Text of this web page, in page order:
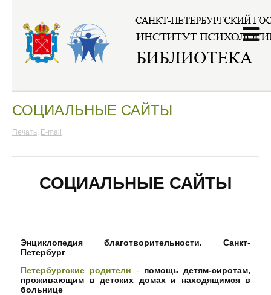
СОЦИАЛЬНЫЕ САЙТЫ
Печать, E-mail
СОЦИАЛЬНЫЕ САЙТЫ
Энциклопедия благотворительности. Санкт-
Петербург
Петербургские родители - помощь детям-сиротам,
проживающим в детских домах и находящимся в
больнице